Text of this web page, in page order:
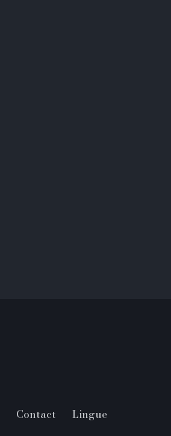
Contact Lingue